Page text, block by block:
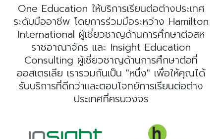
One Education ให้บริการเรียนต่อต่างประเทศ
ระดับมืออาชีพ โดยการร่วมมือระหว่าง Hamilton
International ผู้เชี่ยวชาญด้านการศึกษาต่อสห
ราชอาณาจักร และ Insight Education
Consulting ผู้เชี่ยวชาญด้านการศึกษาต่อที่
ออสเตรเลีย เรารวมกันเป็น "หนึ่ง" เพื่อให้คุณได้
รับบริการที่ดีกว่าและตอบโจทย์การเรียนต่อต่าง
ประเทศที่ครบวงจร